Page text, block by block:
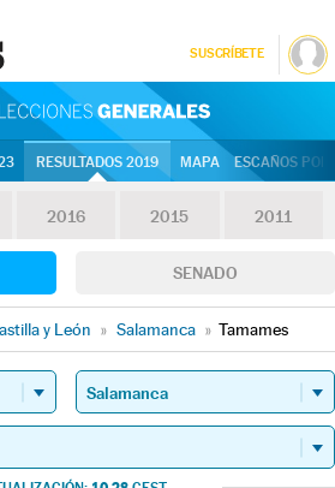
SUSCRÍBETE
RESULTADOS 2019 MAPA ESCAÑOS
2016 2015 2011
SENADO
y León » Salamanca » Tamames